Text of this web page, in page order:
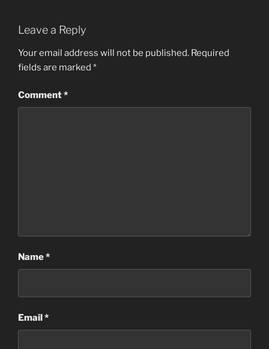
Leave a Reply
Your email address will not be published. Required
fields are marked *
Comment*
Name*
Email*